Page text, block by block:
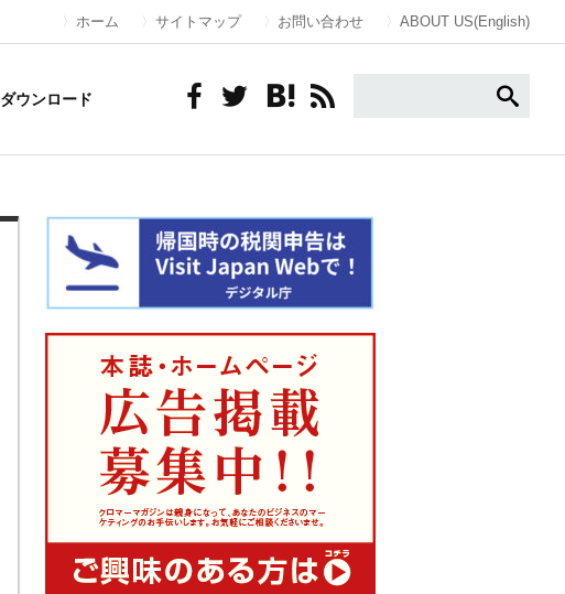
ホーム サイトマップ お問い合わせ ABOUT US(English)
ダウンロード